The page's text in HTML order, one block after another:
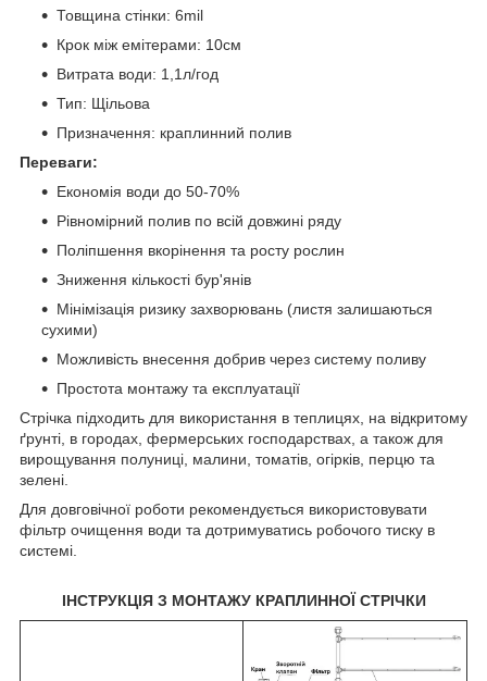
Товщина стінки: 6mil
Крок між емітерами: 10см
Витрата води: 1,1л/год
Тип: Щільова
Призначення: краплинний полив
Переваги:
Економія води до 50-70%
Рівномірний полив по всій довжині ряду
Поліпшення вкорінення та росту рослин
Зниження кількості бур'янів
Мінімізація ризику захворювань (листя залишаються
сухими)
Можливість внесення добрив через систему поливу
Простота монтажу та експлуатації
Стрічка підходить для використання в теплицях, на відкритому
ґрунті, в городах, фермерських господарствах, а також для
вирощування полуниці, малини, томатів, огірків, перцю та
зелені.
Для довговічної роботи рекомендується використовувати
фільтр очищення води та дотримуватись робочого тиску в
системі.
ІНСТРУКЦІЯ З МОНТАЖУ КРАПЛИННОЇ СТРІЧКИ